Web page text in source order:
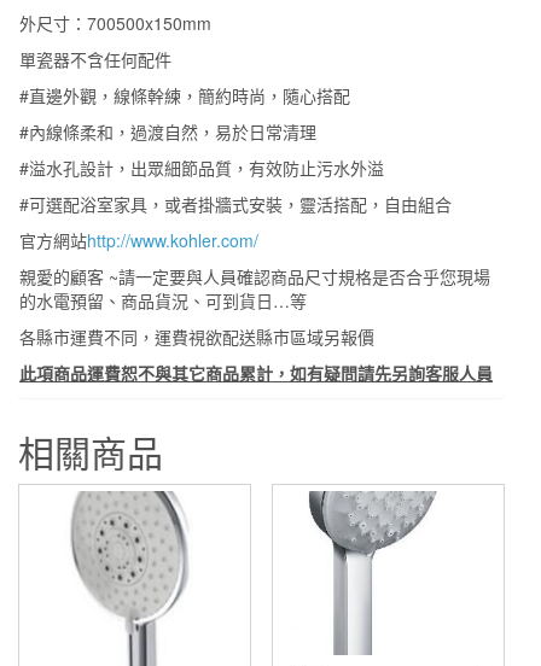
Reach
系
列
一
體
檯
面
盆
K-
18572T-
1-
數
量
外尺寸：700500x150mm
單瓷器不含任何配件
#直邊外觀，線條幹練，簡約時尚，隨心搭配
#內線條柔和，過渡自然，易於日常清理
#溢水孔設計，出眾細節品質，有效防止污水外溢
#可選配浴室家具，或者掛牆式安裝，靈活搭配，自由組合
官方網站http://www.kohler.com/
親愛的顧客 ~請一定要與人員確認商品尺寸規格是否合乎您現場
的水電預留、商品貨況、可到貨日…等
各縣市運費不同，運費視欲配送縣市區域另報價
此項商品運費恕不與其它商品累計，如有疑問請先另詢客服人員
相關商品